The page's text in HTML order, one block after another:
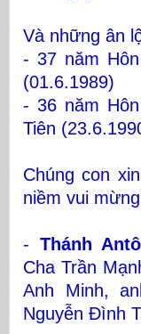
Và những ân
- 37 năm
(01.6.1989)
- 36 năm
Tiên
Chúng con
niềm vui
- Thánh
Cha Trần
Anh Minh,
Nguyễn Đình